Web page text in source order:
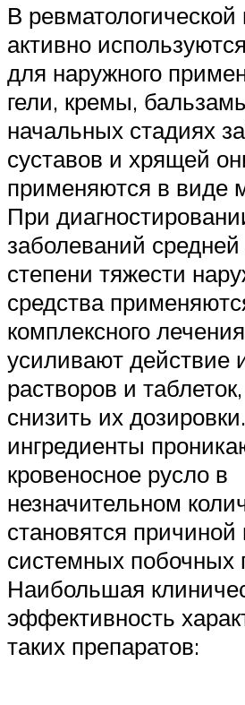
В ревматологической
активно
для наружного
гели, кремы,
начальных стадиях
суставов и хрящей
применяются в виде
При
заболеваний
степени тяжести
средства
комплексного
усиливают действие
растворов и
снизить их
ингредиенты
кровеносное русло в
незначительном
становятся
системных побочных
Наибольшая
эффективность
таких препаратов: